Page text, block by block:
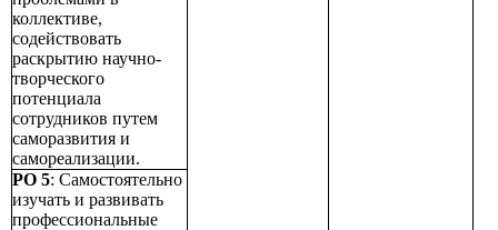
коллективе,
содействовать
раскрытию научно-
творческого
потенциала
сотрудников путем
саморазвития и
самореализации.
РО 5: Самостоятельно
изучать и развивать
профессиональные